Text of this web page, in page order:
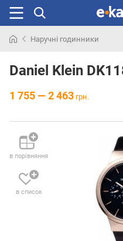
раніше
Наручні годинники
Daniel Klein
1 755 — 2 463 грн.
в порівняння
в список